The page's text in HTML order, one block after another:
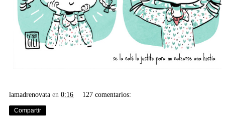
lamadrenovata en 0:16 127 comentarios:
Compartir